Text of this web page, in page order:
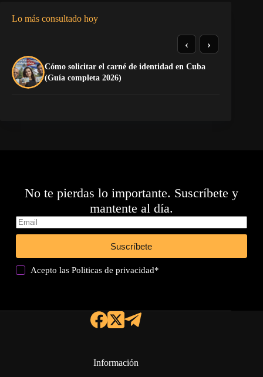
Lo más consultado hoy
Cómo solicitar el carné de identidad en Cuba
(Guía completa 2026)
‹ ›
No te pierdas lo importante. Suscríbete y
mantente al día.
Suscríbete
Acepto lasPoliticas de privacidad*
Información